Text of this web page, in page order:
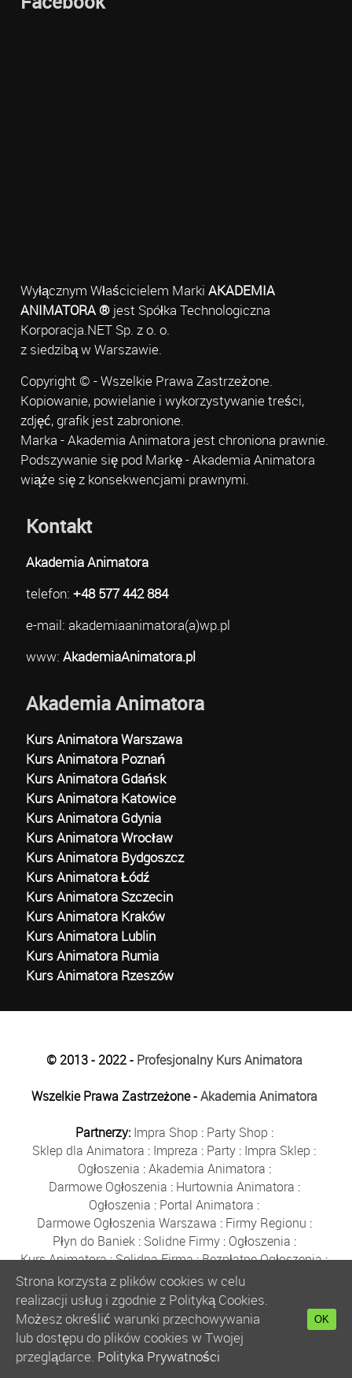
Wyłącznym Właścicielem Marki AKADEMIA
ANIMATORA ®jest Spółka Technologiczna
Korporacja.NET Sp. z o. o.
z siedzibą w Warszawie.
Copyright © - Wszelkie Prawa Zastrzeżone.
Kopiowanie, powielanie i wykorzystywanie treści,
zdjęć, grafik jest zabronione.
Marka - Akademia Animatora jest chroniona prawnie.
Podszywanie się pod Markę - Akademia Animatora
wiąże się z konsekwencjami prawnymi.
Kontakt
Akademia Animatora
telefon: +48 577 442 884
e-mail: akademiaanimatora(a)wp.pl
www: AkademiaAnimatora.pl
Akademia Animatora
Kurs Animatora Warszawa
Kurs Animatora Poznań
Kurs Animatora Gdańsk
Kurs Animatora Katowice
Kurs Animatora Gdynia
Kurs Animatora Wrocław
Kurs Animatora Bydgoszcz
Kurs Animatora Łódź
Kurs Animatora Szczecin
Kurs Animatora Kraków
Kurs Animatora Lublin
Kurs Animatora Rumia
Kurs Animatora Rzeszów
© 2013 - 2022 - Profesjonalny Kurs Animatora
Wszelkie Prawa Zastrzeżone -Akademia Animatora
Partnerzy: Impra Shop : Party Shop :
Sklep dla Animatora : Impreza : Party : Impra Sklep :
Ogłoszenia :Akademia Animatora :
Darmowe Ogłoszenia : Hurtownia Animatora :
Ogłoszenia : Portal Animatora :
Darmowe Ogłoszenia Warszawa : Firmy Regionu :
Płyn do Baniek: Solidne Firmy: Ogłoszenia :
Kurs Animatora:Solidna Firma:Bezpłatne Ogłoszenia:
Animator Czasu Wolnego:
Bezpłatne Ogłoszenia Warszawa:sklep animatora
Bańki Mydlane:Bezpłatne Ogłoszenia
Szkolenie Animatorów:Kurs Animatora
:
Kurs Animatora Warszawa :Rumia
Kurs Animatora Poznań:
Strona korzysta z plików cookies w celu
realizacji usług i zgodnie z Polityką Cookies.
Możesz określić warunki przechowywania
lub dostępu do plików cookies w Twojej
przeglądarce. Polityka Prywatności
OK